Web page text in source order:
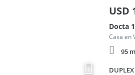
USD
Docta
Casa en
95